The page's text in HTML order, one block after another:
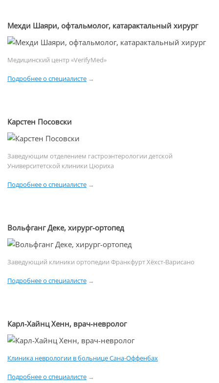
Мехди Шаяри, офтальмолог, катарактальный хирург
Медицинский центр «VerifyMed»
Подробнее о специалисте →
Карстен Посовски
Заведующим отделением гастроэнтерологии детской
Университетской клиники Цюриха
Подробнее о специалисте →
Вольфганг Деке, хирург-ортопед
Заведующий клиники ортопедии Франкфурт Хёхст-Варисано
Подробнее о специалисте →
Карл-Хайнц Хенн, врач-невролог
Клиника неврологии в больнице Сана-Оффенбах
Подробнее о специалисте →